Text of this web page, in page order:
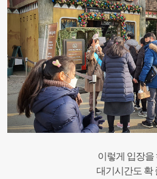
이렇게 입장을
대기시간도 확